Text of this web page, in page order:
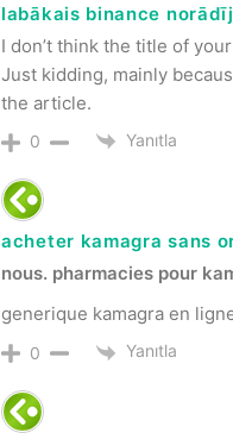
labākais binance
I don’t think the title of
Just kidding, mainly
the article.
0 Yanıtla
acheter kamagra sans
nous. pharmacies pour
generique kamagra en
0 Yanıtla